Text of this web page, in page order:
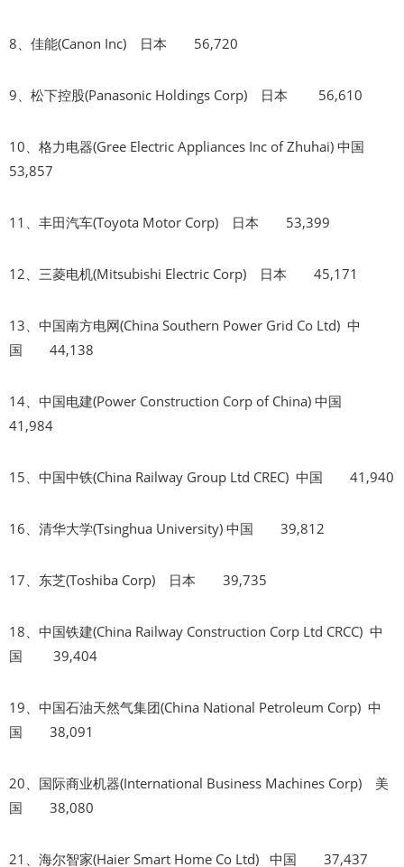
8、佳能(Canon Inc) 日本 56,720
9、松下控股(Panasonic Holdings Corp) 日本 56,610
10、格力电器(Gree Electric Appliances Inc of Zhuhai) 中国
53,857
11、丰田汽车(Toyota Motor Corp) 日本 53,399
12、三菱电机(Mitsubishi Electric Corp) 日本 45,171
13、中国南方电网(China Southern Power Grid Co Ltd) 中
国 44,138
14、中国电建(Power Construction Corp of China) 中国
41,984
15、中国中铁(China Railway Group Ltd CREC) 中国 41,940
16、清华大学(Tsinghua University) 中国 39,812
17、东芝(Toshiba Corp) 日本 39,735
18、中国铁建(China Railway Construction Corp Ltd CRCC) 中
国 39,404
19、中国石油天然气集团(China National Petroleum Corp) 中
国 38,091
20、国际商业机器(International Business Machines Corp) 美
国 38,080
21、海尔智家(Haier Smart Home Co Ltd) 中国 37,437